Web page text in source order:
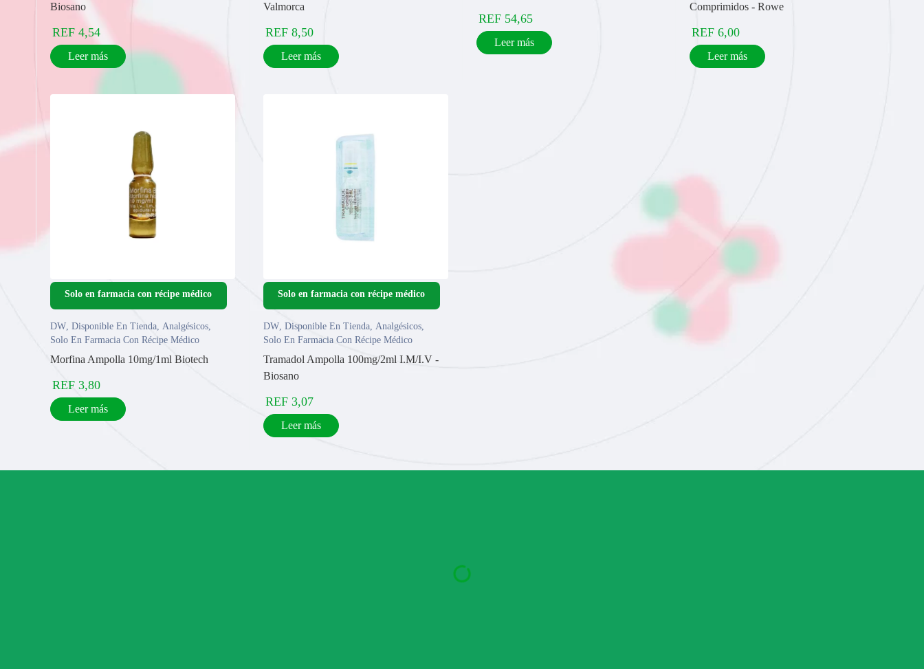
Biosano
REF 4,54
Leer más
Valmorca
REF 8,50
Leer más
REF 54,65
Leer más
Comprimidos - Rowe
REF 6,00
Leer más
DW, Disponible En Tienda, Analgésicos,
Solo En Farmacia Con Récipe Médico
Morfina Ampolla 10mg/1ml Biotech
REF 3,80
Leer más
DW, Disponible En Tienda, Analgésicos,
Solo En Farmacia Con Récipe Médico
Tramadol Ampolla 100mg/2ml I.M/I.V -
Biosano
REF 3,07
Leer más